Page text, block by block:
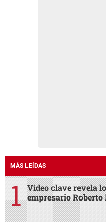
MÁS LEÍDAS
Video clave revela
empresario Roberto